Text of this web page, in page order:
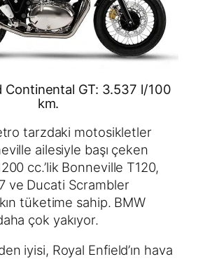
Continental GT: 3.537 l/100
km.
tarzdaki motosikletler
ailesiyle başı çeken
cc.’lik Bonneville T120,
ve Ducati Scrambler
tüketime sahip. BMW
çok yakıyor.
iyisi, Royal Enfield’ın hava